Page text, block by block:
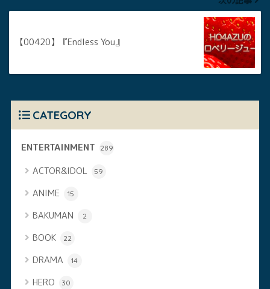
【00420】『Endless You』
CATEGORY
ENTERTAINMENT 289
ACTOR&IDOL 59
ANIME 15
BAKUMAN 2
BOOK 22
DRAMA 14
HERO 30